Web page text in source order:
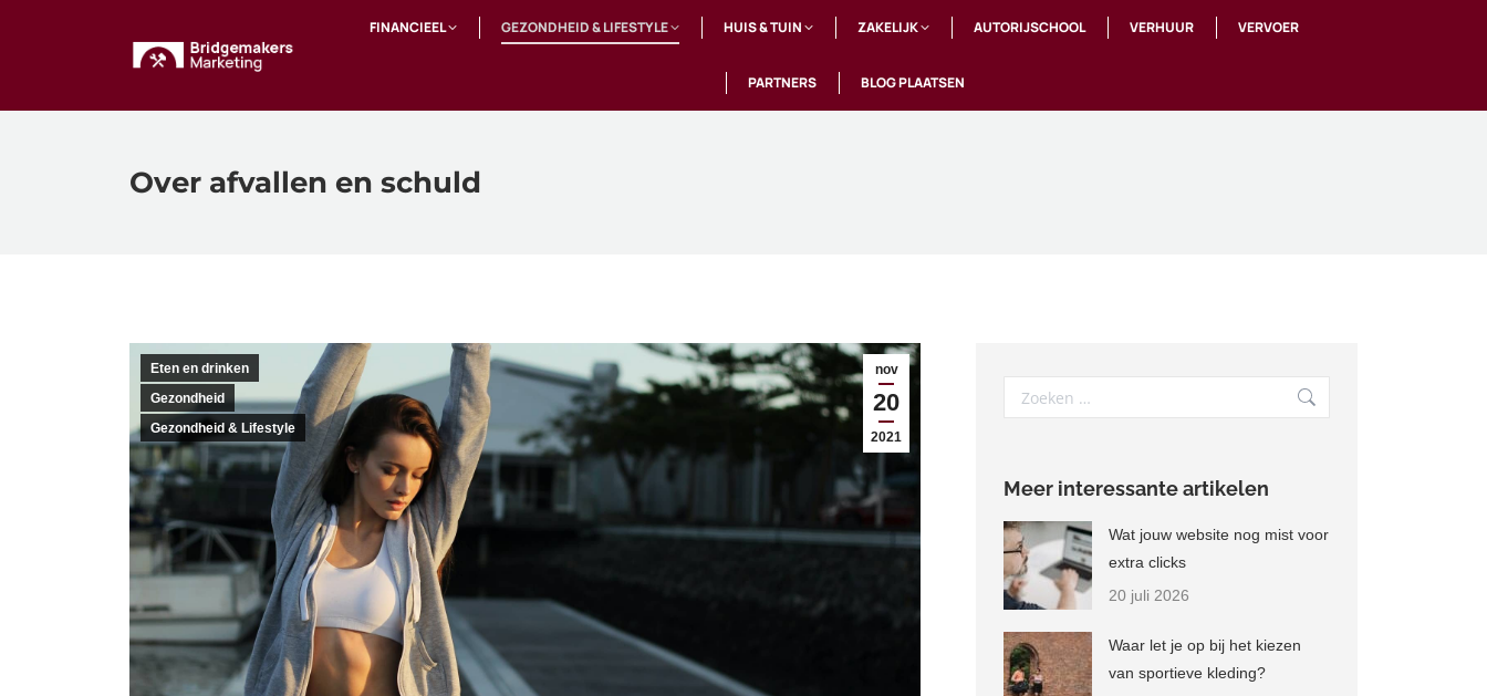
FINANCIEEL GEZONDHEID & LIFESTYLE HUIS & TUIN ZAKELIJK AUTORIJSCHOOL VERHUUR VERVOER
PARTNERS BLOG PLAATSEN
Over afvallen en schuld
nov
20
2021
Eten en drinken
Gezondheid
Gezondheid & Lifestyle
Search:
Meer interessante artikelen
Wat jouw website nog mist voor
extra clicks
20 juli 2026
Waar let je op bij het kiezen
van sportieve kleding?